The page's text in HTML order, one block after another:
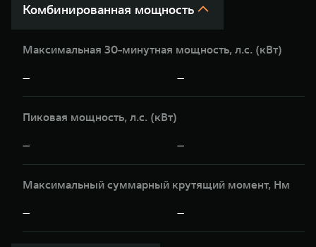
Комбинированная мощность
Максимальная 30-минутная мощность, л.c. (кВт)
— —
Пиковая мощность, л.с. (кВт)
— —
Максимальный суммарный крутящий момент, Нм
— —